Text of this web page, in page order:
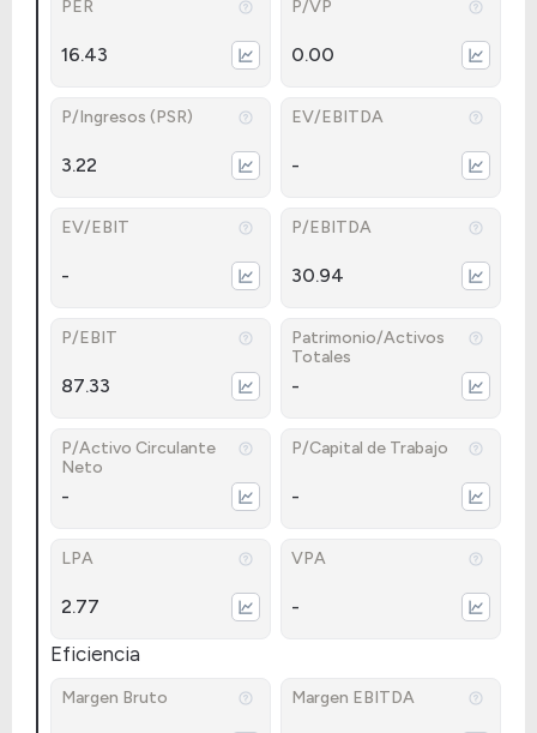
PER
16.43
P/VP
0.00
P/Ingresos (PSR)
3.22
EV/EBITDA
-
EV/EBIT
-
P/EBITDA
30.94
P/EBIT
87.33
Patrimonio/Activos
Totales
-
P/Activo Circulante
Neto
-
P/Capital de Trabajo
-
LPA
2.77
VPA
-
Eficiencia
Margen Bruto Margen EBITDA